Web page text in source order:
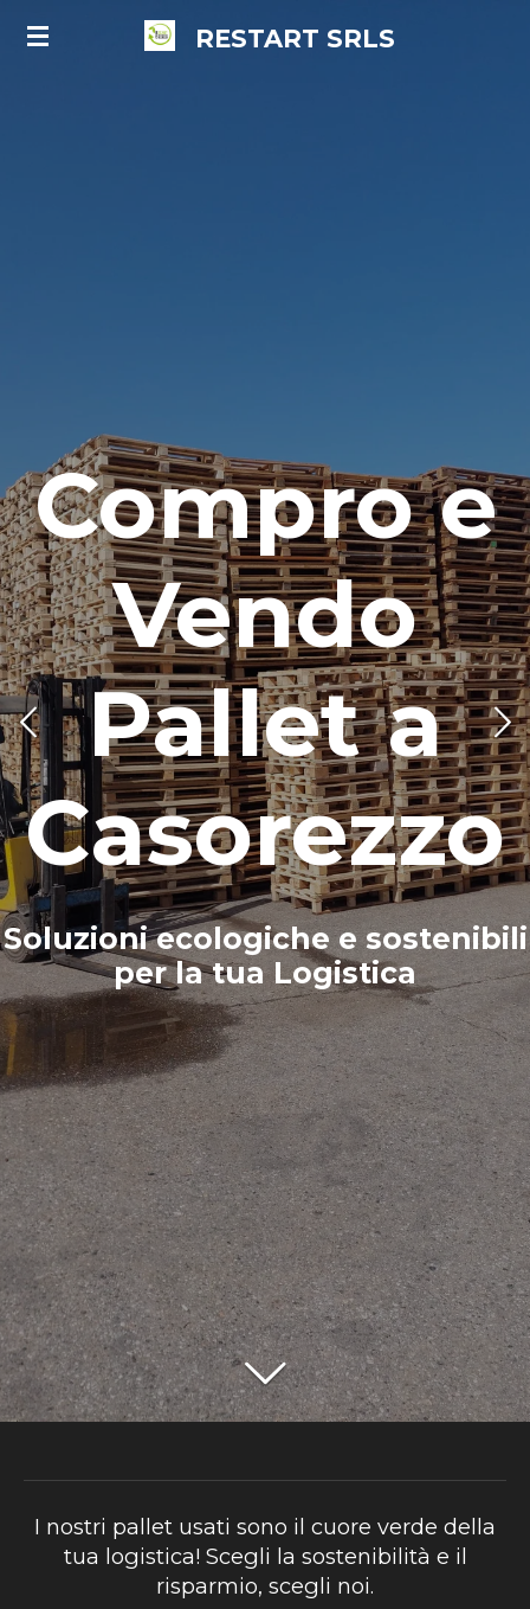
Vai
RESTART SRLS
Compro e
Vendo
Pallet a
Casorezzo
Soluzioni ecologiche e sostenibili
per la tua Logistica
I nostri pallet usati sono il cuore verde della
tua logistica! Scegli la sostenibilità e il
risparmio, scegli noi.